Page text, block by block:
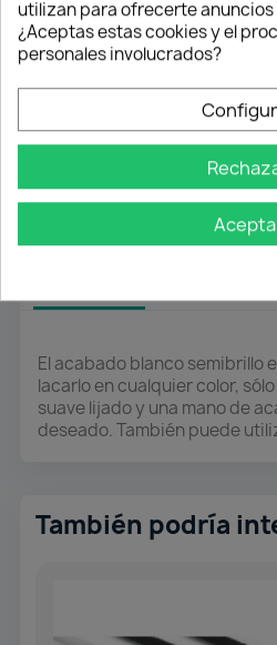
Pago flexible
Contra reembolso
Te ayudamos con cualquier
El acabado blanco semibrillo
lacarlo en cualquier color,
suave lijado y una mano de
deseado. También puede
También podría
utilizan para ofrecerte
¿Aceptas estas cookies y el
personales involucrados?